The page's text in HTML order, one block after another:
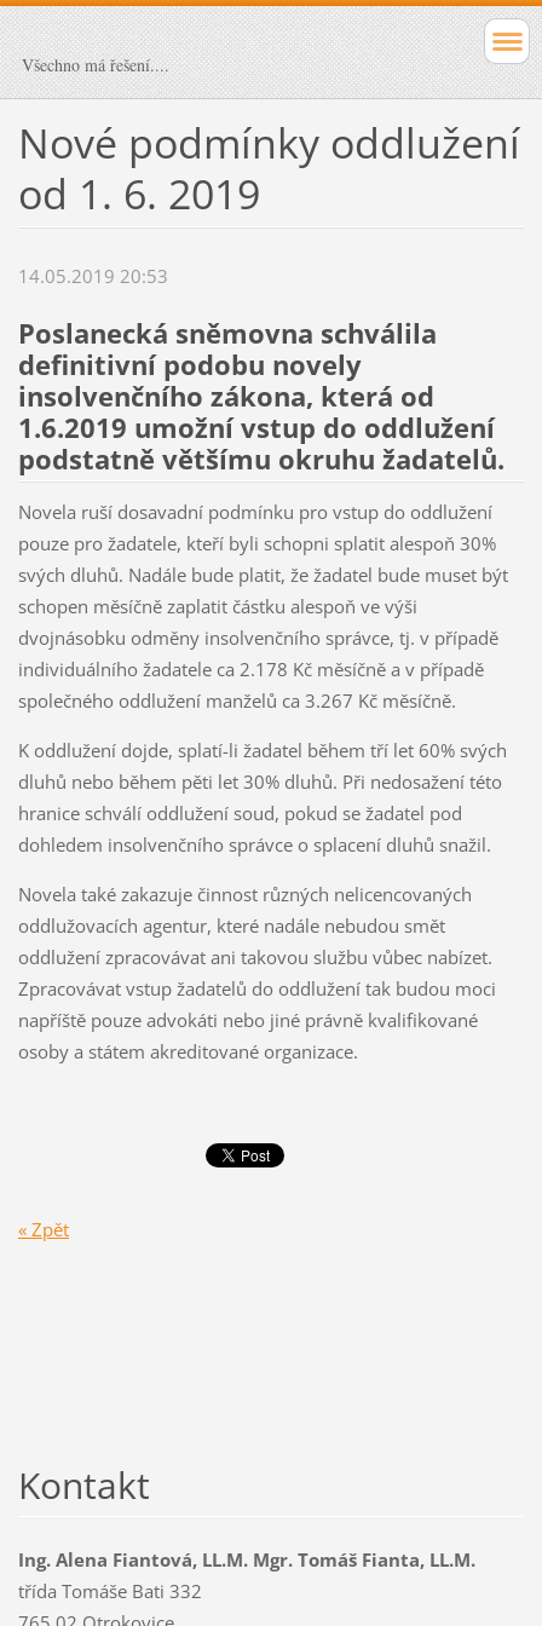
Všechno má řešení....
Nové podmínky oddlužení
od 1. 6. 2019
14.05.2019 20:53
Poslanecká sněmovna schválila
definitivní podobu novely
insolvenčního zákona, která od
1.6.2019 umožní vstup do oddlužení
podstatně většímu okruhu žadatelů.
Novela ruší dosavadní podmínku pro vstup do oddlužení
pouze pro žadatele, kteří byli schopni splatit alespoň 30%
svých dluhů. Nadále bude platit, že žadatel bude muset být
schopen měsíčně zaplatit částku alespoň ve výši
dvojnásobku odměny insolvenčního správce, tj. v případě
individuálního žadatele ca 2.178 Kč měsíčně a v případě
společného oddlužení manželů ca 3.267 Kč měsíčně.
K oddlužení dojde, splatí-li žadatel během tří let 60% svých
dluhů nebo během pěti let 30% dluhů. Při nedosažení této
hranice schválí oddlužení soud, pokud se žadatel pod
dohledem insolvenčního správce o splacení dluhů snažil.
Novela také zakazuje činnost různých nelicencovaných
oddlužovacích agentur, které nadále nebudou smět
oddlužení zpracovávat ani takovou službu vůbec nabízet.
Zpracovávat vstup žadatelů do oddlužení tak budou moci
napříště pouze advokáti nebo jiné právně kvalifikované
osoby a státem akreditované organizace.
« Zpět
Kontakt
Ing. Alena Fiantová, LL.M. Mgr. Tomáš Fianta, LL.M.
třída Tomáše Bati 332